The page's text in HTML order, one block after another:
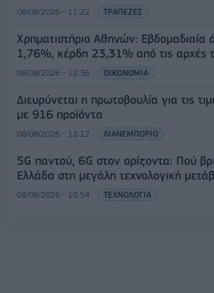
08/08/2026 - 11:22 ΤΡΑΠΕΖΕΣ
Χρηματιστήριο Αθηνών: Εβδομαδιαία
1,76%, κέρδη 23,31% από τις αρχές
08/08/2026 - 12:36 ΟΙΚΟΝΟΜΙΑ
Διευρύνεται η πρωτοβουλία για τις
με 916 προϊόντα
08/08/2026 - 12:12 ΛΙΑΝΕΜΠΟΡΙΟ
5G παντού, 6G στον ορίζοντα: Πού
Ελλάδα στη μεγάλη τεχνολογική
08/08/2026 - 10:54 ΤΕΧΝΟΛΟΓΙΑ